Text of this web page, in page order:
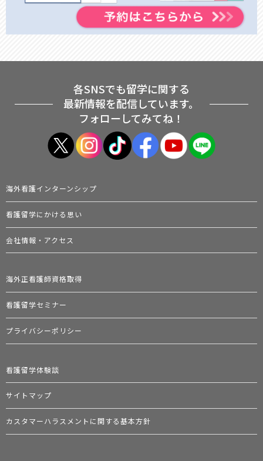
各SNSでも留学に関する
最新情報を配信しています。
フォローしてみてね！
海外看護インターンシップ
看護留学にかける思い
会社情報・アクセス
海外正看護師資格取得
看護留学セミナー
プライバシーポリシー
看護留学体験談
サイトマップ
カスタマーハラスメントに関する基本方針